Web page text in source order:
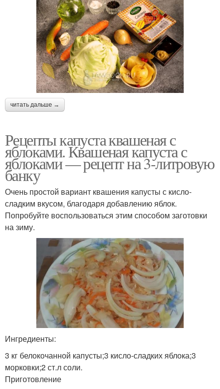
читать дальше →
Рецепты капуста квашеная с
яблоками. Квашеная капуста с
яблоками — рецепт на 3-литровую
банку
Очень простой вариант квашения капусты с кисло-
сладким вкусом, благодаря добавлению яблок.
Попробуйте воспользоваться этим способом заготовки
на зиму.
Ингредиенты:
3 кг белокочанной капусты;3 кисло-сладких яблока;3
морковки;2 ст.л соли.
Приготовление